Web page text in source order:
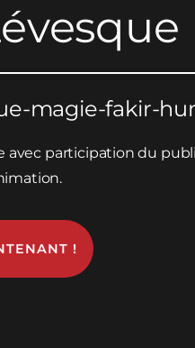
magie-fakir-
participation du
!